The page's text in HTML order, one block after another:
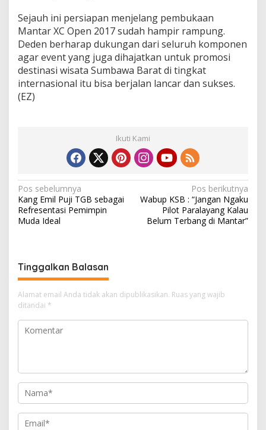
Sejauh ini persiapan menjelang pembukaan
Mantar XC Open 2017 sudah hampir rampung.
Deden berharap dukungan dari seluruh komponen
agar event yang juga dihajatkan untuk promosi
destinasi wisata Sumbawa Barat di tingkat
internasional itu bisa berjalan lancar dan sukses.
(EZ)
Ikuti Kami
N
a
v
g
a
s
i
p
Pos sebelumnya
Kang Emil Puji TGB sebagai
Refresentasi Pemimpin
Muda Ideal
Pos berikutnya
Wabup KSB : “Jangan Ngaku
Pilot Paralayang Kalau
Belum Terbang di Mantar”
Tinggalkan Balasan
Alamat email Anda tidak akan dipublikasikan. Ruas yang wajib
ditandai *